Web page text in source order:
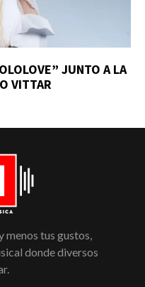
JUNTO A LA
VITTAR
tus gustos,
donde diversos